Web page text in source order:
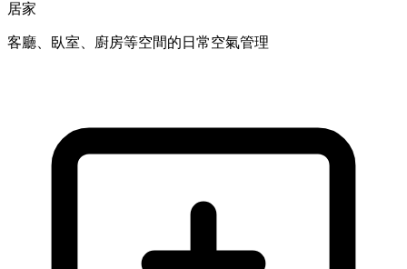
居家
客廳、臥室、廚房等空間的日常空氣管理